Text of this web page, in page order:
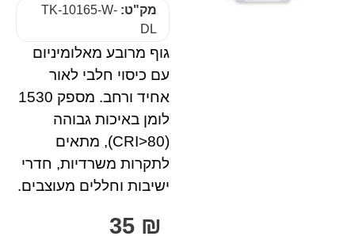
מק"ט: TK-10165-W-
DL
גוף מרובע מאלומיניום
עם כיסוי חלבי לאור
אחיד ורחב. מספק ‎1530
לומן באיכות גבוהה
(CRI>80), מתאים
לתקרות משרדיות, חדרי
ישיבות וחללים מעוצבים.
35 ₪